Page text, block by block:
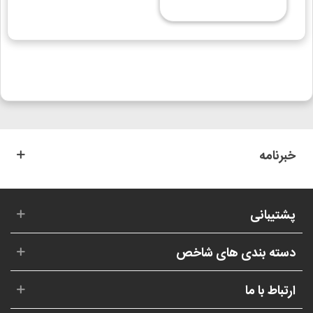
خبرنامه
پشتیبانی
دسته بندی های شاخص
ارتباط با ما